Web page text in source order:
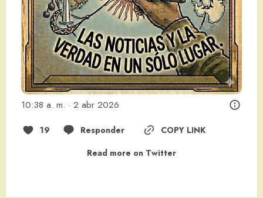
10:38 a. m. · 2 abr 2026
19 Responder
COPY LINK
Read more on Twitter